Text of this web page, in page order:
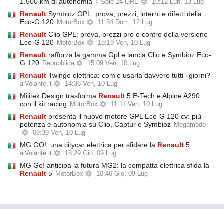
Il Sole 24 ORE 10:12 Lun, 13 Lug
Renault Symbioz GPL: prova, prezzi, interni e difetti della
Eco-G 120 MotorBox 11:34 Dom, 12 Lug
Renault Clio GPL: prova, prezzi pro e contro della versione
Eco-G 120 MotorBox 18:19 Ven, 10 Lug
Renault rafforza la gamma Gpl e lancia Clio e Symbioz Eco-
G 120 Repubblica 15:09 Ven, 10 Lug
Renault Twingo elettrica: com’è usarla davvero tutti i giorni?
alVolante.it 14:36 Ven, 10 Lug
Militek Design trasforma Renault 5 E-Tech e Alpine A290
con il kit racing
MotorBox 11:11 Ven, 10 Lug
Renault presenta il nuovo motore GPL Eco-G 120 cv: più
potenza e autonomia su Clio, Captur e Symbioz Megamodo
09:39 Ven, 10 Lug
MG GO!: una citycar elettrica per sfidare la Renault 5
alVolante.it 13:29 Gio, 09 Lug
MG Go! anticipa la futura MG2: la compatta elettrica sfida la
Renault 5 MotorBox 10:46 Gio, 09 Lug